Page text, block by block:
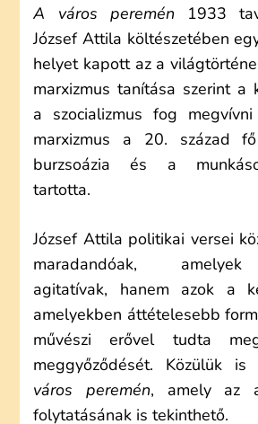
A város peremén 1933
József Attila költészetében
helyet kapott az a
marxizmus tanítása szerint a
a szocializmus fog
marxizmus a 20. század
burzsoázia és a
tartotta.
József Attila politikai versei
maradandóak,
agitatívak, hanem azok a
amelyekben áttételesebb
művészi erővel tudta
meggyőződését. Közülük is
város peremén, amely az
folytatásának is tekinthető.